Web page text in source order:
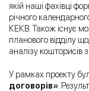
якій наші фахівці
річного
КЕКВ. Також існує
планового відділу
аналізу кошторисів
У рамках проекту
договорів» .